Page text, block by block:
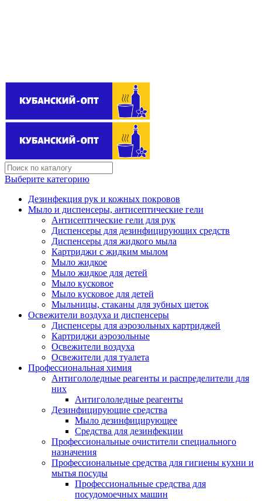
Выберите категорию
Дезинфекция рук и кожных покровов
Мыло и диспенсеры, антисептические гели
Антисептические гели для рук
Диспенсеры для дезинфицирующих средств
Диспенсеры для жидкого мыла
Картриджи с жидким мылом
Мыло жидкое
Мыло жидкое для детей
Мыло кусковое
Мыло кусковое для детей
Мыльницы, стаканы для зубных щеток
Освежители воздуха и диспенсеры
Диспенсеры для аэрозольных картриджей
Картриджи аэрозольные
Освежители воздуха
Освежители для туалета
Профессиональная химия
Антигололедные реагенты и распределители для
них
Антигололедные реагенты
Дезинфицирующие средства
Мыло дезинфицирующее
Средства для дезинфекции
Профессиональные очистители специального
назначения
Профессиональные средства для гигиены кухни и
мытья посуды
Профессиональные средства для
посудомоечных машин